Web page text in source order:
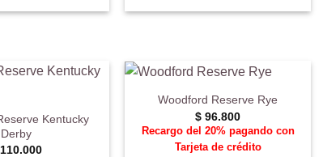
Kentucky
Derby
Woodford Reserve Rye
$ 96.800
Recargo del 20% pagando con
Tarjeta de crédito